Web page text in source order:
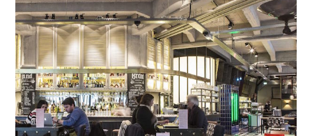
Eindhoven